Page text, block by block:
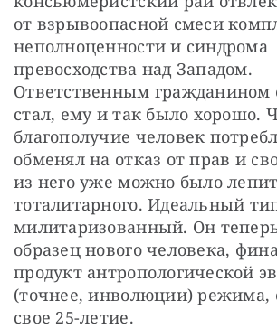
от взрывоопасной смеси
неполноценности и синдрома
превосходства над Западом.
Ответственным гражданином
стал, ему и так было хорошо.
благополучие человек
обменял на отказ от прав и
из него уже можно было
тоталитарного. Идеальный
милитаризованный. Он
образец нового человека,
продукт антропологической
(точнее, инволюции) режима,
свое 25-летие.